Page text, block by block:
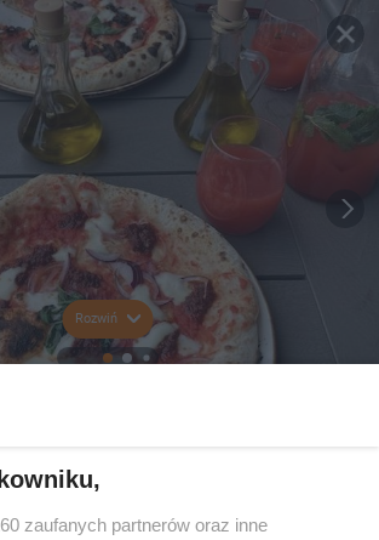
Rozwiń
zaufanych partnerów oraz inne